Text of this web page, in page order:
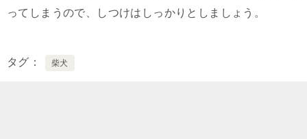
ってしまうので、しつけはしっかりとしましょう。
タグ 柴犬